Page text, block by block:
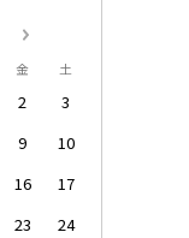
金 土
2
3
9
10
16
17
23
24